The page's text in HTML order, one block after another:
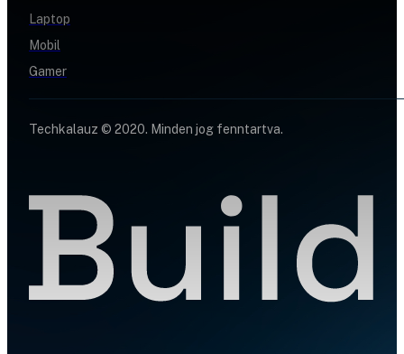
Laptop
Mobil
Gamer
Techkalauz © 2020. Minden jog fenntartva.